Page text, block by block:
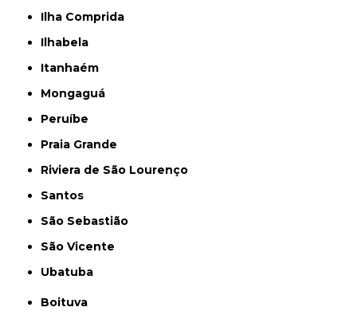
Ilha Comprida
Ilhabela
Itanhaém
Mongaguá
Peruíbe
Praia Grande
Riviera de São Lourenço
Santos
São Sebastião
São Vicente
Ubatuba
Boituva